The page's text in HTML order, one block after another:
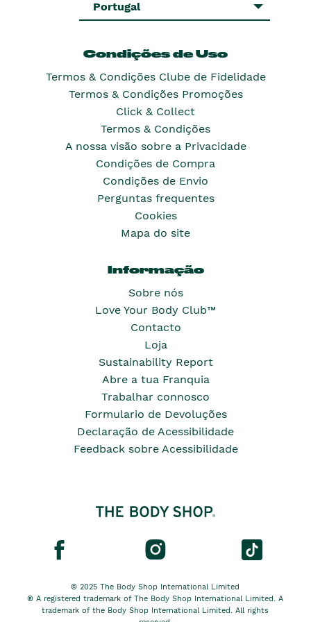
Portugal
Condições de Uso
Termos & Condições Clube de Fidelidade
Termos & Condições Promoções
Click & Collect
Termos & Condições
A nossa visão sobre a Privacidade
Condições de Compra
Condições de Envio
Perguntas frequentes
Cookies
Mapa do site
Informação
Sobre nós
Love Your Body Club™
Contacto
Loja
Sustainability Report
Abre a tua Franquia
Trabalhar connosco
Formulario de Devoluções
Declaração de Acessibilidade
Feedback sobre Acessibilidade
© 2025 The Body Shop International Limited
® A registered trademark of The Body Shop International Limited. A
trademark of the Body Shop International Limited. All rights